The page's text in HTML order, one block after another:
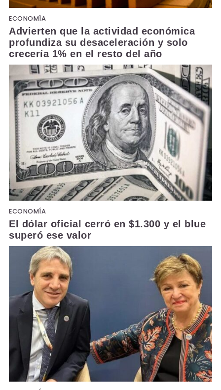
ECONOMÍA
Advierten que la actividad económica
profundiza su desaceleración y solo
crecería 1% en el resto del año
ECONOMÍA
El dólar oficial cerró en $1.300 y el blue
superó ese valor